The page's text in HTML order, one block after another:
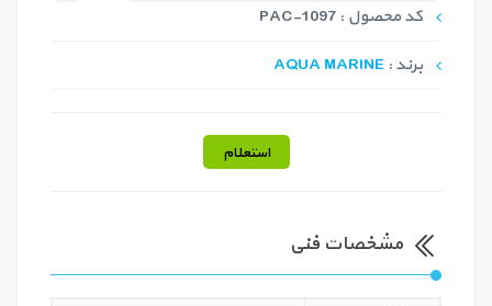
کد محصول : PAC-1097
برند : AQUA MARINE
استعلام
مشخصات فنی